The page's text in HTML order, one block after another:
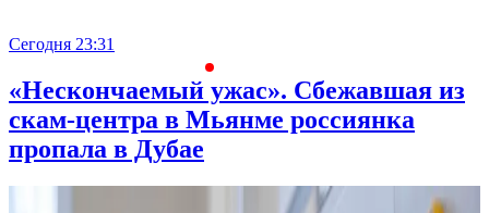
Сегодня 23:31
«Нескончаемый ужас». Сбежавшая из
скам-центра в Мьянме россиянка
пропала в Дубае